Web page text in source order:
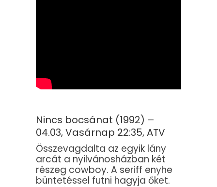
Nincs bocsánat (1992) –
04.03, Vasárnap 22:35, ATV
Összevagdalta az egyik lány
arcát a nyilvánosházban két
részeg cowboy. A seriff enyhe
büntetéssel futni hagyja őket.